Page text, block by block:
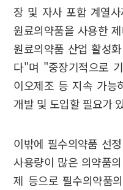
장 및 자사 포함 계열
원료의약품을 사용한
원료의약품 산업 활성
다"며 "중장기적으로
이오제조 등 지속 가능
개발 및 도입할 필요가
이밖에 필수의약품 선
사용량이 많은 의약품
제 등으로 필수의약품